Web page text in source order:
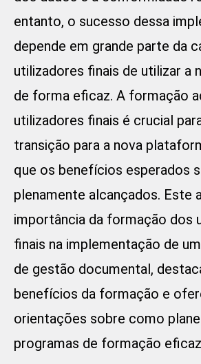
entanto, o sucesso dessa
depende em grande parte da
utilizadores finais de utilizar a
de forma eficaz. A formação
utilizadores finais é crucial
transição para a nova
que os benefícios esperados
plenamente alcançados. Este
importância da formação dos
finais na implementação de
de gestão documental,
benefícios da formação e
orientações sobre como
programas de formação